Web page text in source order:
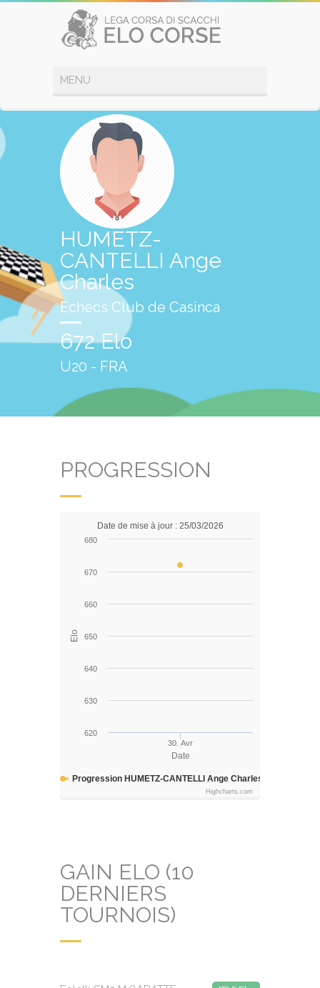
HUMETZ-
CANTELLI Ange
Charles
Echecs Club de Casinca
672 Elo
U20 - FRA
PROGRESSION
Date
Elo
Date de mise à jour : 25/03/2026
Progression HUMETZ-CANTELLI Ange Charles
30. Avr
620
630
640
650
660
670
680
Highcharts.com
GAIN ELO (10
DERNIERS
TOURNOIS)